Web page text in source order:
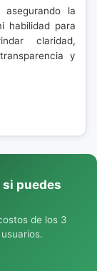
la
habilidad para
claridad,
y
si puedes
de los 3